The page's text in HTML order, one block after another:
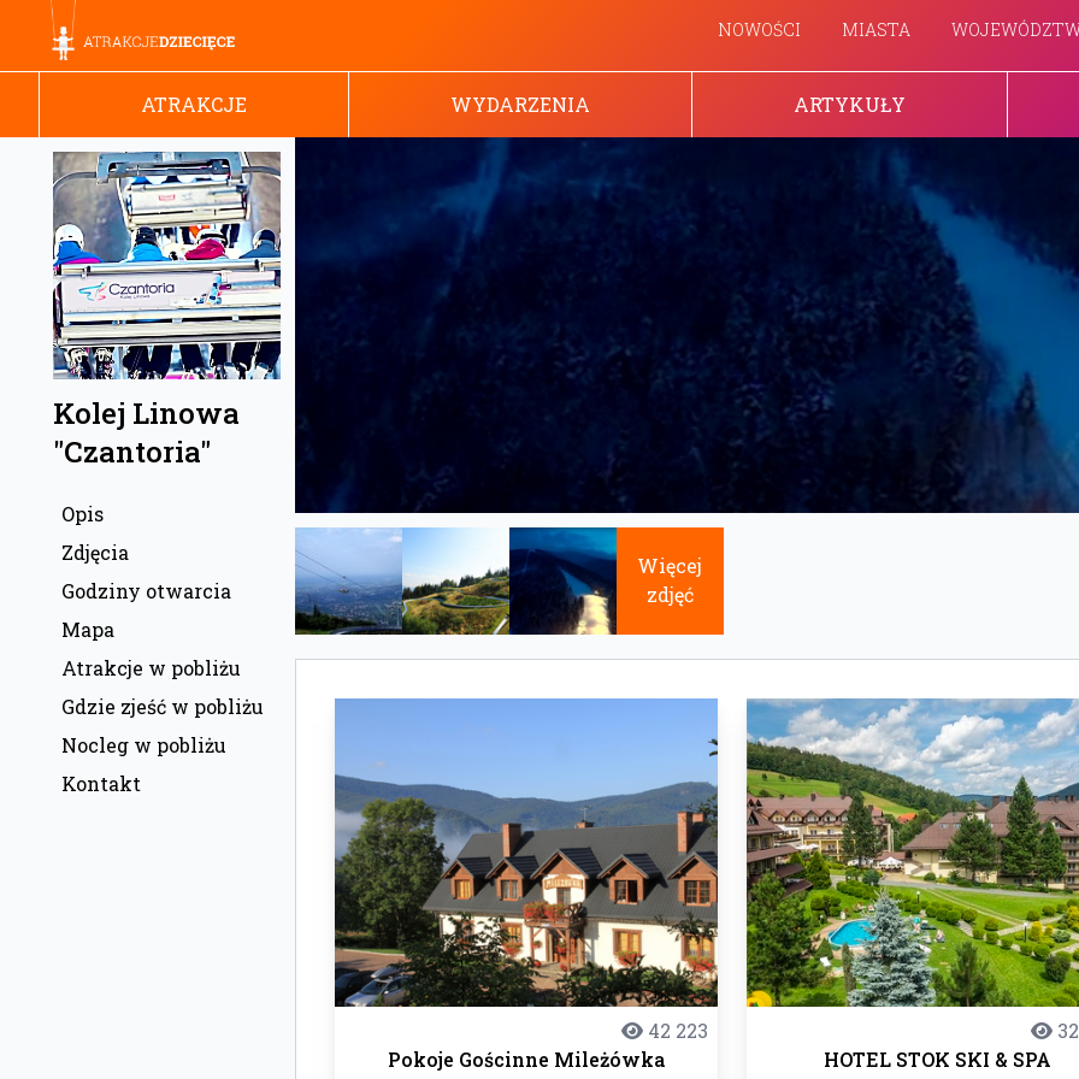
NOWOŚCI MIASTA
ATRAKCJE WYDARZENIA ARTYKUŁY
Kolej Linowa
"Czantoria"
Opis
Zdjęcia
Godziny otwarcia
Mapa
Atrakcje w pobliżu
Gdzie zjeść w pobliżu
Nocleg w pobliżu
Kontakt
Więcej
zdjęć
42 223
Pokoje Gościnne Mileżówka
HOTEL STOK SKI & SPA